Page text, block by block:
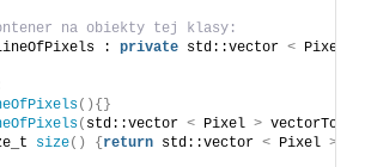
na obiekty tej klasy:
: private std::vector < Pixel
(){}
( std::vector < Pixel >
size() { return std::vector < Pixel >